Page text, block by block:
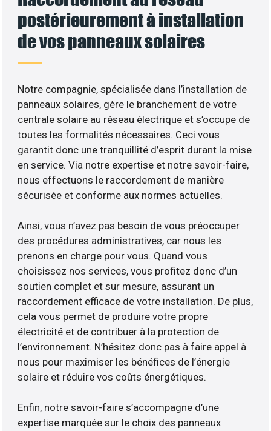
postérieurement à installation
de vos panneaux solaires
Notre compagnie, spécialisée dans l’installation de
panneaux solaires, gère le branchement de votre
centrale solaire au réseau électrique et s’occupe de
toutes les formalités nécessaires. Ceci vous
garantit donc une tranquillité d’esprit durant la mise
en service. Via notre expertise et notre savoir-faire,
nous effectuons le raccordement de manière
sécurisée et conforme aux normes actuelles.
Ainsi, vous n’avez pas besoin de vous préoccuper
des procédures administratives, car nous les
prenons en charge pour vous. Quand vous
choisissez nos services, vous profitez donc d’un
soutien complet et sur mesure, assurant un
raccordement efficace de votre installation. De plus,
cela vous permet de produire votre propre
électricité et de contribuer à la protection de
l’environnement. N’hésitez donc pas à faire appel à
nous pour maximiser les bénéfices de l’énergie
solaire et réduire vos coûts énergétiques.
Enfin, notre savoir-faire s’accompagne d’une
expertise marquée sur le choix des panneaux